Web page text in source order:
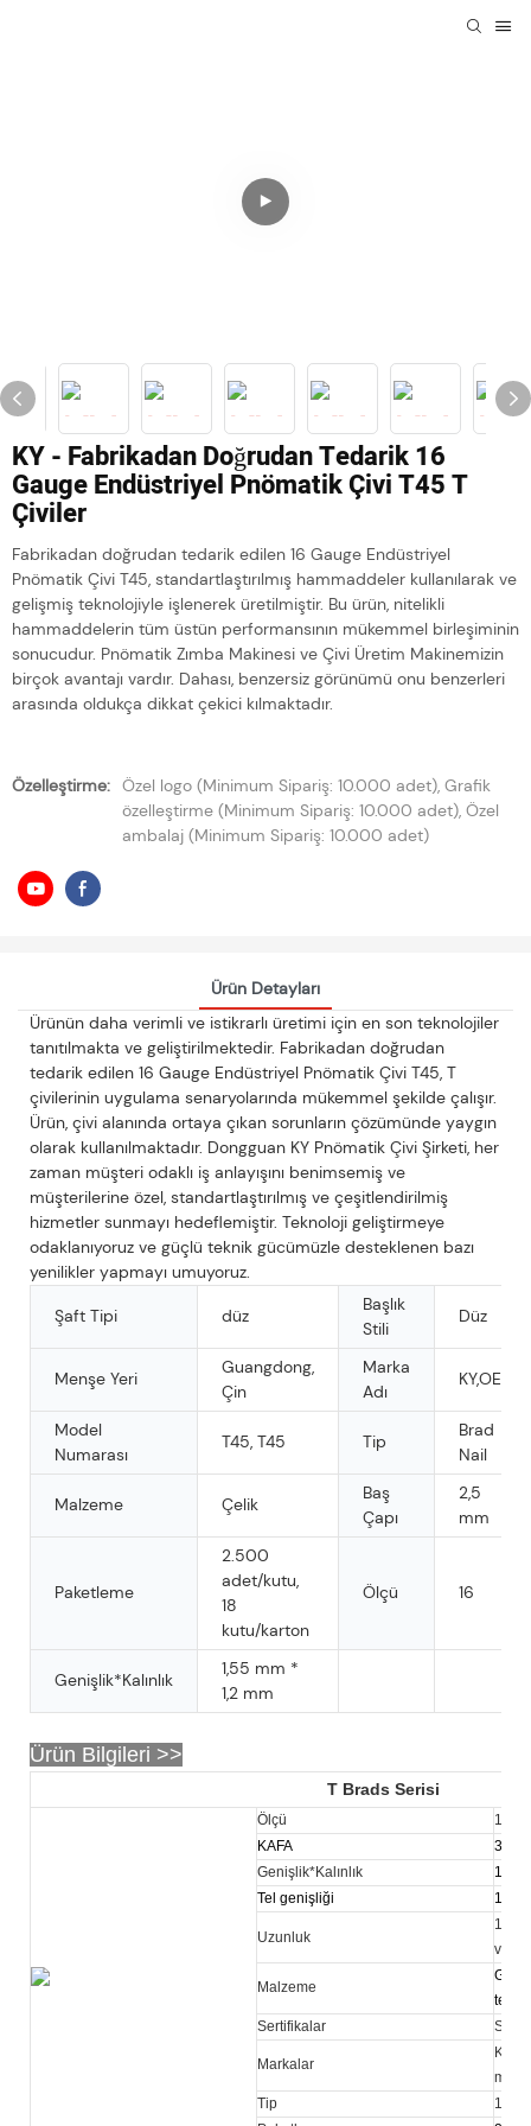
KY - Fabrikadan Doğrudan Tedarik 16
Gauge Endüstriyel Pnömatik Çivi T45 T
Çiviler
Fabrikadan doğrudan tedarik edilen 16 Gauge Endüstriyel
Pnömatik Çivi T45, standartlaştırılmış hammaddeler kullanılarak ve
gelişmiş teknolojiyle işlenerek üretilmiştir. Bu ürün, nitelikli
hammaddelerin tüm üstün performansının mükemmel birleşiminin
sonucudur. Pnömatik Zımba Makinesi ve Çivi Üretim Makinemizin
birçok avantajı vardır. Dahası, benzersiz görünümü onu benzerleri
arasında oldukça dikkat çekici kılmaktadır.
Özelleştirme: Özel logo (Minimum Sipariş: 10.000 adet), Grafik
özelleştirme (Minimum Sipariş: 10.000 adet), Özel
ambalaj (Minimum Sipariş: 10.000 adet)
Ürün Detayları
Ürünün daha verimli ve istikrarlı üretimi için en son teknolojiler
tanıtılmakta ve geliştirilmektedir. Fabrikadan doğrudan
tedarik edilen 16 Gauge Endüstriyel Pnömatik Çivi T45, T
çivilerinin uygulama senaryolarında mükemmel şekilde çalışır.
Ürün, çivi alanında ortaya çıkan sorunların çözümünde yaygın
olarak kullanılmaktadır. Dongguan KY Pnömatik Çivi Şirketi, her
zaman müşteri odaklı iş anlayışını benimsemiş ve
müşterilerine özel, standartlaştırılmış ve çeşitlendirilmiş
hizmetler sunmayı hedeflemiştir. Teknoloji geliştirmeye
odaklanıyoruz ve güçlü teknik gücümüzle desteklenen bazı
yenilikler yapmayı umuyoruz.
Şaft Tipi düz
Başlık
Stili
Düz
Menşe Yeri
Guangdong,
Çin
Marka
Adı
KY,OEM
Model
Numarası
T45, T45 Tip
Brad
Nail
Malzeme Çelik
Baş
Çapı
2,5
mm
Paketleme
2.500
adet/kutu,
18
kutu/karton
Ölçü 16
Genişlik*Kalınlık
1,55 mm *
1,2 mm
Ürün Bilgileri >>
T Brads Serisi
Ölçü
16
KAFA
3,00
Genişlik*Kalınlık
1,55
Tel genişliği
1,55
Uzunluk
16-
ve T
Malzeme
tel,
Sertifikalar
SGS
Markalar
KY
Tip
16